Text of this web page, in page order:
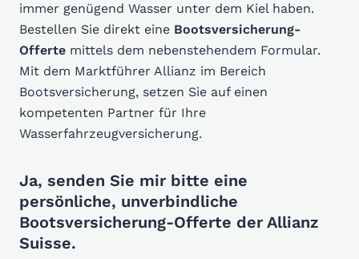
immer genügend Wasser unter dem Kiel haben.
Bestellen Sie direkt eine Bootsversicherung-
Offerte mittels dem nebenstehendem Formular.
Mit dem Marktführer Allianz im Bereich
Bootsversicherung, setzen Sie auf einen
kompetenten Partner für Ihre
Wasserfahrzeugversicherung.
Ja, senden Sie mir bitte eine
persönliche, unverbindliche
Bootsversicherung-Offerte der Allianz
Suisse.